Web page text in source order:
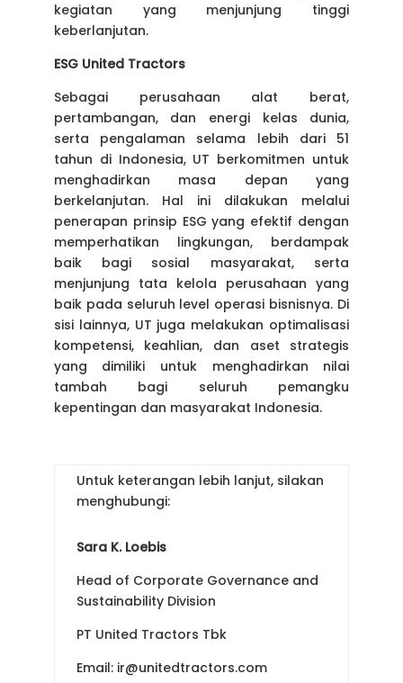
kegiatan yang menjunjung tinggi
keberlanjutan.
ESG United Tractors
Sebagai perusahaan alat berat,
pertambangan, dan energi kelas dunia,
serta pengalaman selama lebih dari 51
tahun di Indonesia, UT berkomitmen untuk
menghadirkan masa depan yang
berkelanjutan. Hal ini dilakukan melalui
penerapan prinsip ESG yang efektif dengan
memperhatikan lingkungan, berdampak
baik bagi sosial masyarakat, serta
menjunjung tata kelola perusahaan yang
baik pada seluruh level operasi bisnisnya. Di
sisi lainnya, UT juga melakukan optimalisasi
kompetensi, keahlian, dan aset strategis
yang dimiliki untuk menghadirkan nilai
tambah bagi seluruh pemangku
kepentingan dan masyarakat Indonesia.
Untuk keterangan lebih lanjut, silakan
menghubungi:
Sara K. Loebis
Head of Corporate Governance and
Sustainability Division
PT United Tractors Tbk
Email: ir@unitedtractors.com